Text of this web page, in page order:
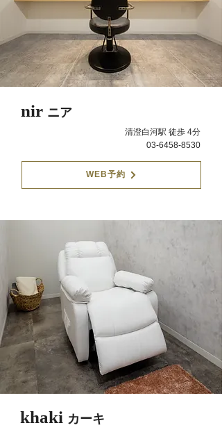
nir ニア
清澄白河駅 徒歩 4分
03-6458-8530
WEB予約
khaki カーキ